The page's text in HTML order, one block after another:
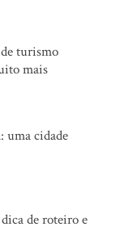
turismo
mais
uma cidade
de roteiro e